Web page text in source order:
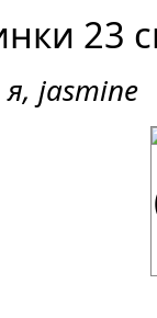
23
jasmine